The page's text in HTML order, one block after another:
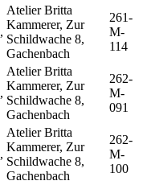
Atelier Britta
Kammerer, Zur
Schildwache 8,
Gachenbach
261-
M-
114
Atelier Britta
Kammerer, Zur
Schildwache 8,
Gachenbach
262-
M-
091
Atelier Britta
Kammerer, Zur
Schildwache 8,
Gachenbach
262-
M-
100